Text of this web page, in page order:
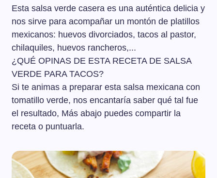
Esta salsa verde casera es una auténtica delicia y
nos sirve para acompañar un montón de platillos
mexicanos: huevos divorciados, tacos al pastor,
chilaquiles, huevos rancheros,...
¿QUÉ OPINAS DE ESTA RECETA DE SALSA
VERDE PARA TACOS?
Si te animas a preparar esta salsa mexicana con
tomatillo verde, nos encantaría saber qué tal fue
el resultado, Más abajo puedes compartir la
receta o puntuarla.